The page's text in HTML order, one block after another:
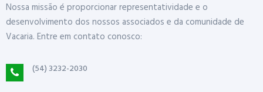
Nossa missão é proporcionar representatividade e o
desenvolvimento dos nossos associados e da comunidade de
Vacaria. Entre em contato conosco:
(54) 3232-2030